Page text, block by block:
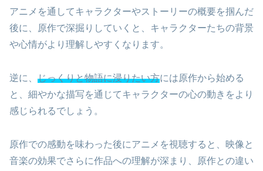
アニメを通してキャラクターやストーリーの概要を掴んだ
後に、原作で深掘りしていくと、キャラクターたちの背景
や心情がより理解しやすくなります。
逆に、 じっくりと物語に浸りたい方には原作から始める
と、細やかな描写を通じてキャラクターの心の動きをより
感じられるでしょう。
原作での感動を味わった後にアニメを視聴すると、映像と
音楽の効果でさらに作品への理解が深まり、原作との違い